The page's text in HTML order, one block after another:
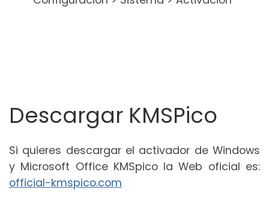
Descargar KMSPico
Si quieres descargar el activador de Windows
y Microsoft Office KMSpico la Web oficial es:
official-kmspico.com